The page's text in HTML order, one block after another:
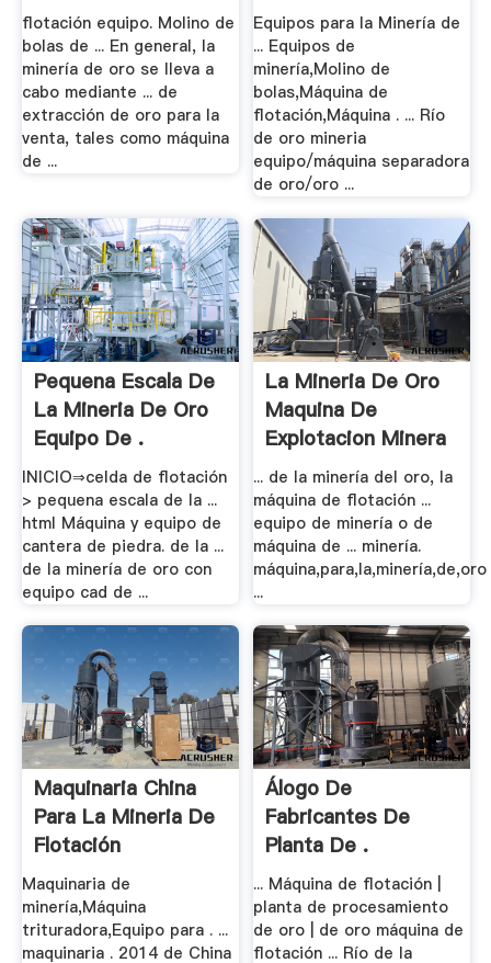
flotación equipo. Molino de
bolas de ... En general, la
minería de oro se lleva a
cabo mediante ... de
extracción de oro para la
venta, tales como máquina
de ...
Equipos para la Minería de
... Equipos de
minería,Molino de
bolas,Máquina de
flotación,Máquina . ... Río
de oro mineria
equipo/máquina separadora
de oro/oro ...
Pequena Escala De
La Mineria De Oro
Equipo De .
INICIO⇒celda de flotación
> pequena escala de la ...
html Máquina y equipo de
cantera de piedra. de la ...
de la minería de oro con
equipo cad de ...
La Mineria De Oro
Maquina De
Explotacion Minera
... de la minería del oro, la
máquina de flotación ...
equipo de minería o de
máquina de ... minería.
máquina,para,la,minería,de,oro
...
Maquinaria China
Para La Mineria De
Flotación
Maquinaria de
minería,Máquina
trituradora,Equipo para . ...
maquinaria . 2014 de China
Álogo De
Fabricantes De
Planta De .
... Máquina de flotación |
planta de procesamiento
de oro | de oro máquina de
flotación ... Río de la